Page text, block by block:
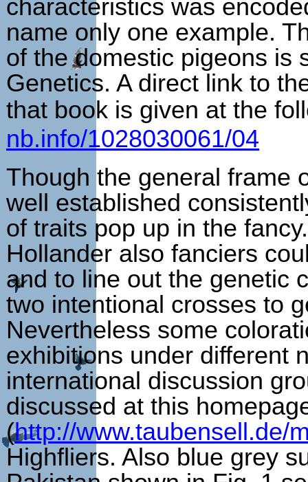
characteristics was
name only one example.
of the domestic pigeons is
Genetics. A direct link to
that book is given at the
nb.info/1028030061/04
Though the general frame
well established
of traits pop up in the
Hollander also fanciers
and to line out the genetic
two intentional crosses to
Nevertheless some
exhibitions under different
international discussion
discussed at this
(http://www.taubensell.de/
Highfliers. Also blue grey